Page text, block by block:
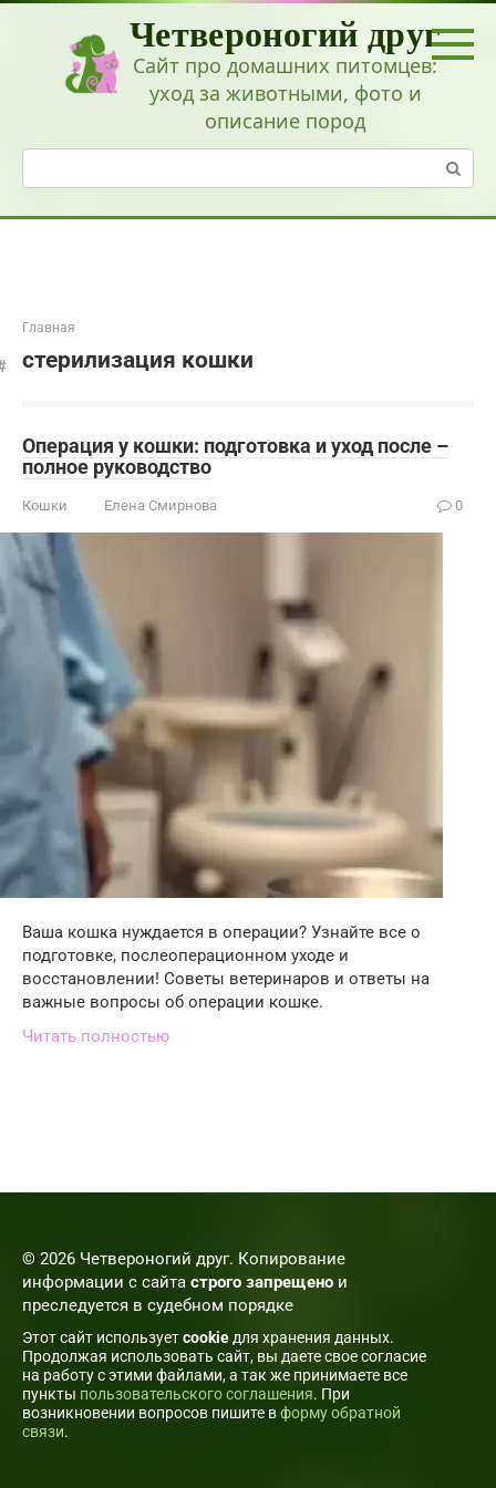
Перейти
Четвероногий друг
Сайт про домашних питомцев:
уход за животными, фото и
описание пород
Поиск:
Главная
стерилизация кошки
Операция у кошки: подготовка и уход после –
полное руководство
Кошки Елена Смирнова 0
Ваша кошка нуждается в операции? Узнайте все о
подготовке, послеоперационном уходе и
восстановлении! Советы ветеринаров и ответы на
важные вопросы об операции кошке.
Читать полностью
© 2026 Четвероногий друг. Копирование
информации с сайта строго запрещено и
преследуется в судебном порядке
Этот сайт используетcookie для хранения данных.
Продолжая использовать сайт, вы даете свое согласие
на работу с этими файлами, а так же принимаете все
пункты пользовательского соглашения. При
возникновении вопросов пишите вформу обратной
связи.